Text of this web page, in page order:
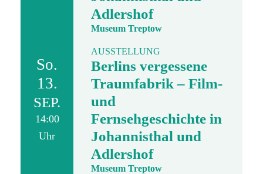
Adlershof
Museum Treptow
So.
13.
SEP.
14:00
Uhr
AUSSTELLUNG
Berlins vergessene
Traumfabrik – Film-
und
Fernsehgeschichte in
Johannisthal und
Adlershof
Museum Treptow